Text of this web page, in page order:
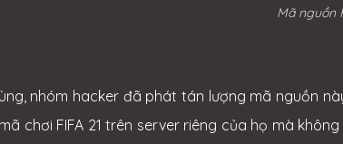
Mã nguồn
nhóm hacker đã phát tán lượng mã nguồn
chơi FIFA 21 trên server riêng của họ mà